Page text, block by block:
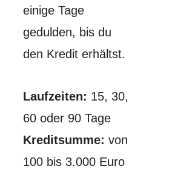
einige Tage
gedulden, bis du
den Kredit erhältst.
Laufzeiten: 15, 30,
60 oder 90 Tage
Kreditsumme: von
100 bis 3.000 Euro